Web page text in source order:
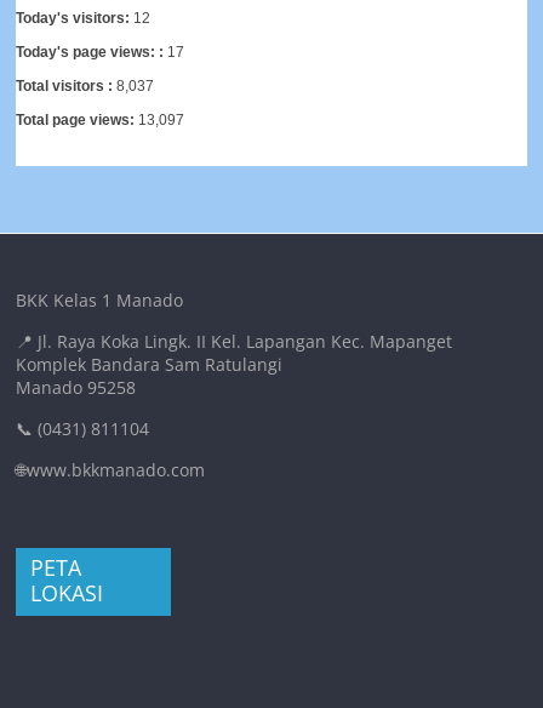
Today's visitors: 12
Today's page views: : 17
Total visitors :8,037
Total page views: 13,097
BKK Kelas 1 Manado
📍 Jl. Raya Koka Lingk. II Kel. Lapangan Kec. Mapanget
Komplek Bandara Sam Ratulangi
Manado 95258
📞 (0431) 811104
🌐www.bkkmanado.com
PETA
LOKASI